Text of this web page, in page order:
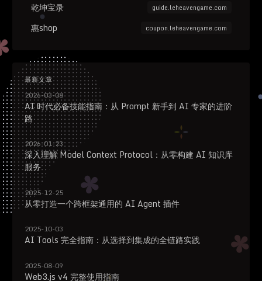
乾坤宝录 guide.leheavengame.com
惠shop coupon.leheavengame.com
最新文章
2026-03-08
AI 时代必备技能指南：从 Prompt 新手到 AI 专家的进阶
路
2026-01-23
深入理解 Model Context Protocol：从零构建 AI 知识库
服务
2025-12-25
从零打造一个跨框架通用的 AI Agent 插件
2025-10-03
AI Tools 完全指南：从选择到集成的全链路实践
2025-08-09
Web3.js v4 完整使用指南